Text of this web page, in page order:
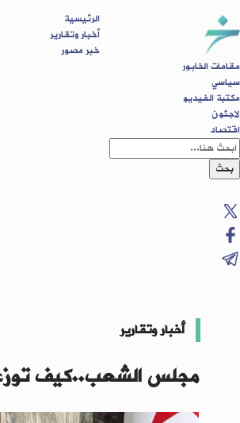
الرئيسية
أخبار وتقارير
خبر مصور
مقامات الخابور
سياسي
مكتبة الفيديو
لاجئون
اقتصاد
بحث
أخبار وتقارير
مجلس الشعب..كيف